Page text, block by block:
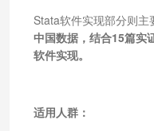
Stata软件实现部分则主
中国数据，结合15篇实
软件实现。
适用人群：